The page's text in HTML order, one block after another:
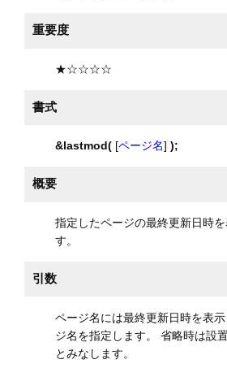
重要度
★☆☆☆☆
書式
&lastmod( [ページ名]);
概要
指定したページの最終更新日時を
す。
引数
ページ名には最終更新日時を表
ジ名を指定します。 省略時は設
とみなします。